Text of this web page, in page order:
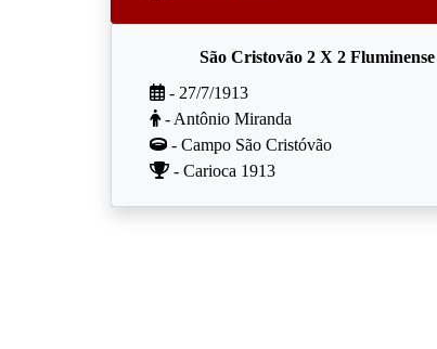
São Cristovão 2 X 2 Fluminense
- 27/7/1913
- Antônio Miranda
- Campo São Cristóvão
- Carioca 1913